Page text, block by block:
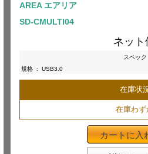
AREA エアリア
SD-CMULTI04
ネット
スペック
規格 : USB3.0
在庫状
在庫わず
カートに入